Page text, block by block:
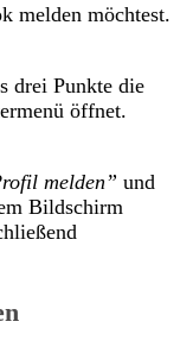
melden möchtest.
drei Punkte die
öffnet.
melden” und
Bildschirm